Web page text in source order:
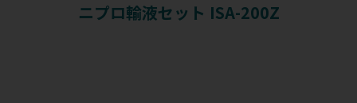
ニプロ輸液セット ISA-200Z